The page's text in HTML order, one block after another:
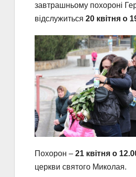
завтрашньому похороні
відслужиться 20 квітня о
Похорон – 21 квітня о
церкви святого Миколая.